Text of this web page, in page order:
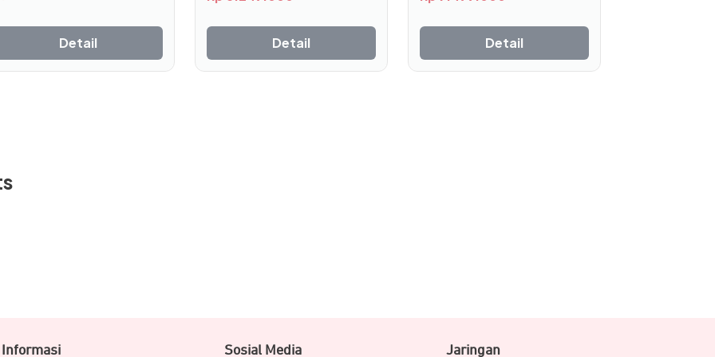
tahan di berbagai kondisi ekstrem.
fleksibilitas pemasangan yang optimal.
Detail Detail Detail
Informasi Sosial Media Jaringan